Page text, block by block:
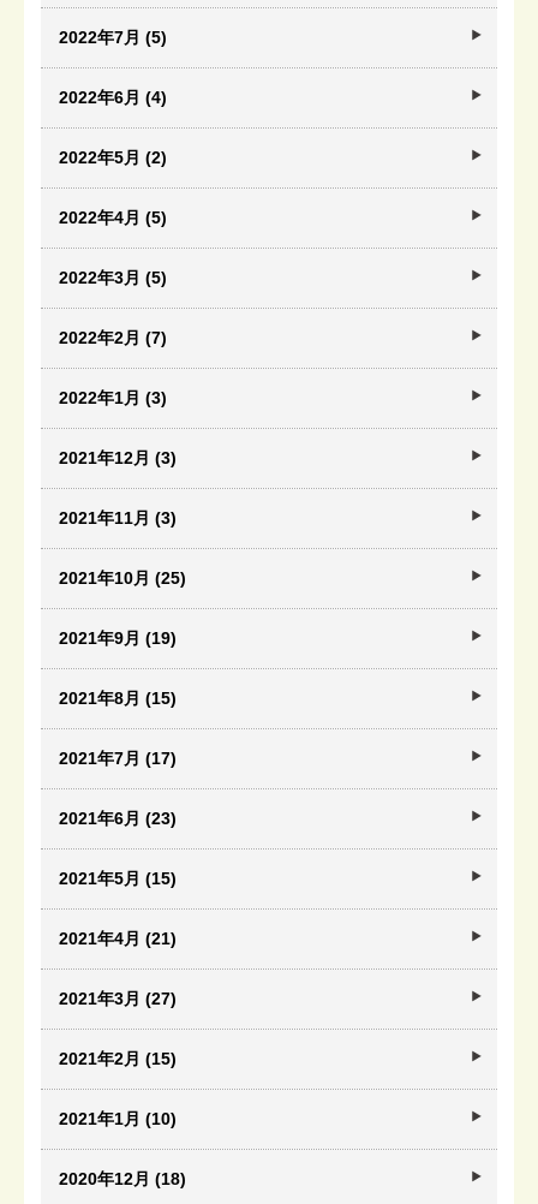
2022年7月 (5)
2022年6月 (4)
2022年5月 (2)
2022年4月 (5)
2022年3月 (5)
2022年2月 (7)
2022年1月 (3)
2021年12月 (3)
2021年11月 (3)
2021年10月 (25)
2021年9月 (19)
2021年8月 (15)
2021年7月 (17)
2021年6月 (23)
2021年5月 (15)
2021年4月 (21)
2021年3月 (27)
2021年2月 (15)
2021年1月 (10)
2020年12月 (18)